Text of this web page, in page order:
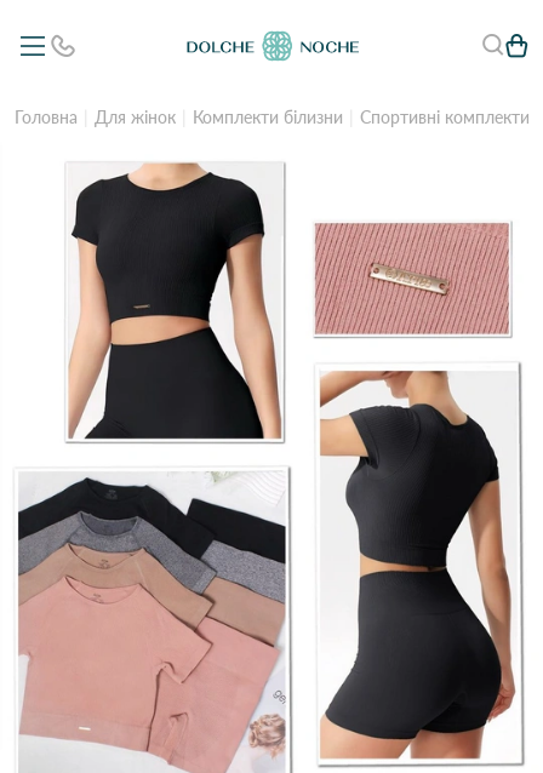
Головна Для жінок Комплекти білизни Спортивні комплекти